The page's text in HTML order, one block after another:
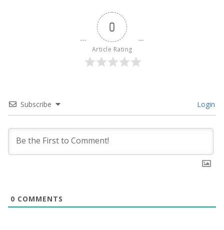
0
Article Rating
Subscribe Login
0 COMMENTS